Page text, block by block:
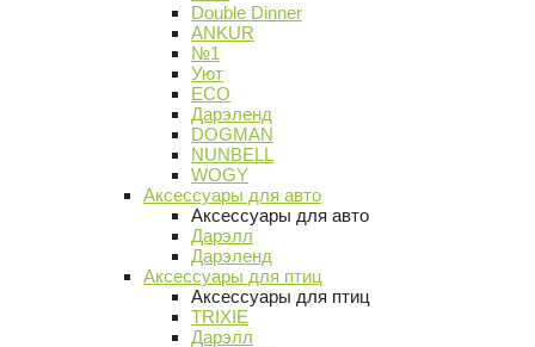
Double Dinner
ANKUR
№1
Уют
ECO
Дарэленд
DOGMAN
NUNBELL
WOGY
Аксессуары для авто
Аксессуары для авто
Дарэлл
Дарэленд
Аксессуары для птиц
Аксессуары для птиц
TRIXIE
Дарэлл